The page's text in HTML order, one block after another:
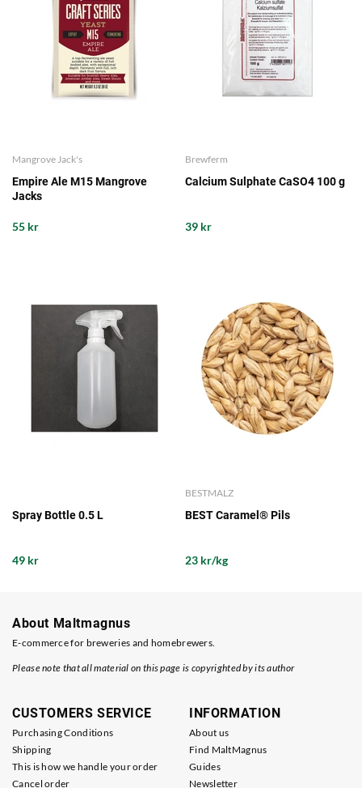
Mangrove Jack's
Empire Ale M15 Mangrove
Jacks
55 kr
Brewferm
Calcium Sulphate CaSO4 100 g
39 kr
Spray Bottle 0.5 L
49 kr
BESTMALZ
BEST Caramel® Pils
23 kr/kg
About Maltmagnus
E-commerce for breweries and homebrewers.
Please note that all material on this page is copyrighted by its author
CUSTOMERS SERVICE
Purchasing Conditions
Shipping
This is how we handle your order
Cancel order
INFORMATION
About us
Find MaltMagnus
Guides
Newsletter